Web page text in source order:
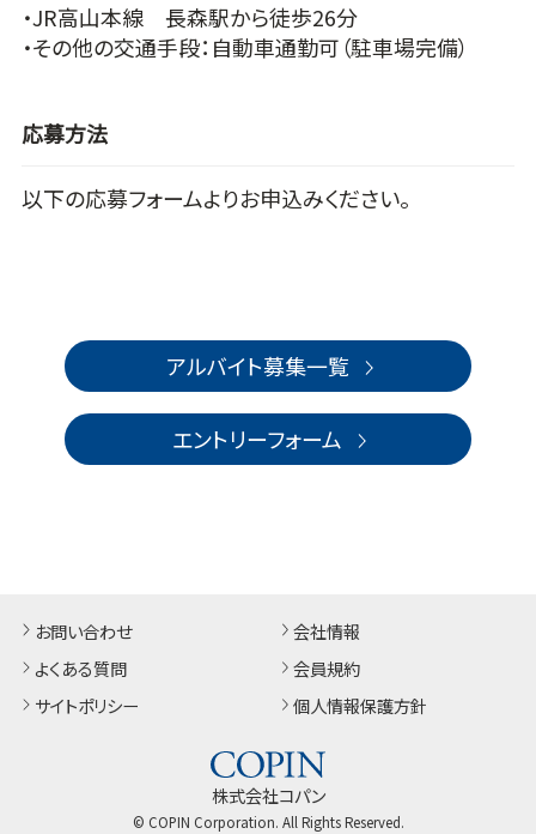
・JR高山本線 長森駅から徒歩26分
・その他の交通手段：自動車通勤可（駐車場完備）
応募方法
以下の応募フォームよりお申込みください。
アルバイト募集一覧
エントリーフォーム
お問い合わせ
よくある質問
サイトポリシー
会社情報
会員規約
個人情報保護方針
株式会社コパン
© COPIN Corporation. All Rights Reserved.